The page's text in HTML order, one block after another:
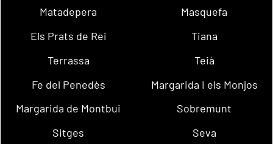
Matadepera
Masquefa
Els Prats de Rei
Tiana
Terrassa
Teià
Fe del Penedès
Margarida i els Monjos
Margarida de Montbui
Sobremunt
Sitges
Seva